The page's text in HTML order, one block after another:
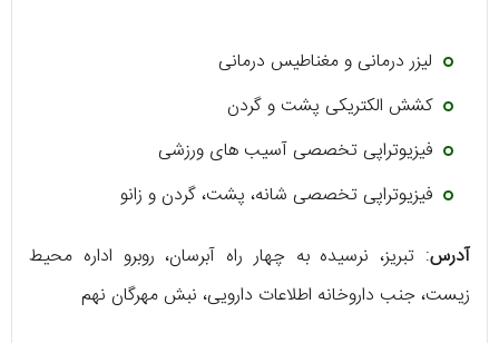
لیزر درمانی و مغناطیس درمانی
کشش الکتریکی پشت و گردن
فیزیوتراپی تخصصی آسیب های ورزشی
فیزیوتراپی تخصصی شانه، پشت، گردن و زانو
آدرس: تبریز، نرسیده به چهار راه آبرسان، روبرو اداره محیط
زیست، جنب داروخانه اطلاعات دارویی، نبش مهرگان نهم